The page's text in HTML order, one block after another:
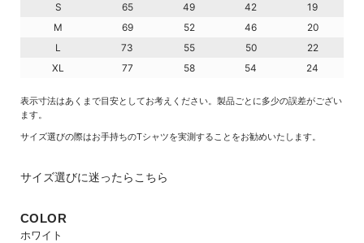
S
65 49 42
19
M
69 52 46
20
L
73 55 50
22
XL
77 58 54 24
表示寸法はあくまで目安としてお考えください。製品ごとに多少の誤差がござい
ます。
サイズ選びの際はお手持ちのTシャツを実測することをお勧めいたします。
サイズ選びに迷ったらこちら
COLOR
ホワイト